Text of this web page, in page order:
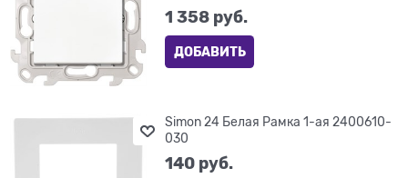
1 358 руб.
ДОБАВИТЬ
Simon 24 Белая Рамка 1-ая 2400610-
030
140 руб.